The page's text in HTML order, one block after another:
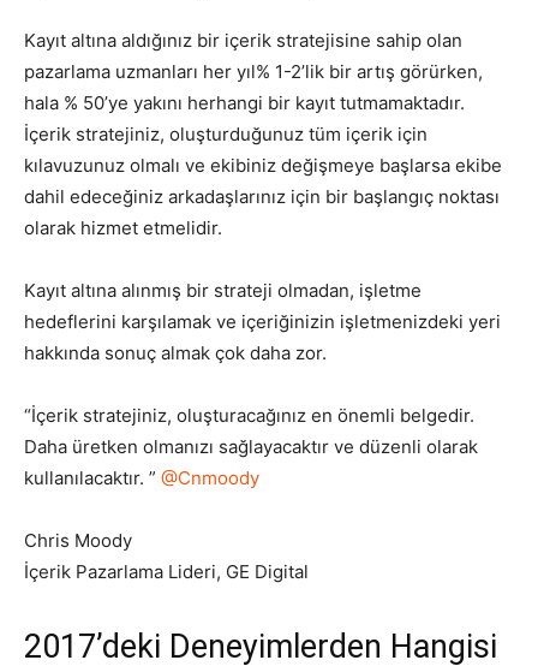
Kayıt altına aldığınız bir içerik stratejisine sahip olan
pazarlama uzmanları her yıl% 1-2’lik bir artış görürken,
hala % 50’ye yakını herhangi bir kayıt tutmamaktadır.
İçerik stratejiniz, oluşturduğunuz tüm içerik için
kılavuzunuz olmalı ve ekibiniz değişmeye başlarsa ekibe
dahil edeceğiniz arkadaşlarınız için bir başlangıç noktası
olarak hizmet etmelidir.
Kayıt altına alınmış bir strateji olmadan, işletme
hedeflerini karşılamak ve içeriğinizin işletmenizdeki yeri
hakkında sonuç almak çok daha zor.
“İçerik stratejiniz, oluşturacağınız en önemli belgedir.
Daha üretken olmanızı sağlayacaktır ve düzenli olarak
kullanılacaktır. ” @Cnmoody
Chris Moody
İçerik Pazarlama Lideri, GE Digital
2017’deki Deneyimlerden Hangisi